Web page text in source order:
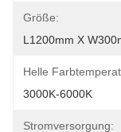
Größe:
L1200mm X
Helle
3000K-6000K
Stromversorgung: